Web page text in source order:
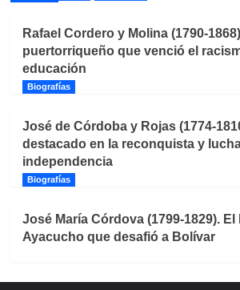
Rafael Cordero y Molina (1790-
puertorriqueño que venció el
educación
Biografías
José de Córdoba y Rojas (1774-
destacado en la reconquista y
independencia
Biografías
José María Córdova (1799-1829). El
Ayacucho que desafió a Bolívar